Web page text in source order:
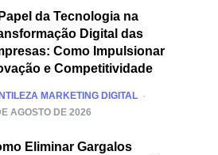
da Tecnologia na
Digital das
Como Impulsionar
e Competitividade
MARKETING DIGITAL
AGOSTO DE 2026
Eliminar Gargalos